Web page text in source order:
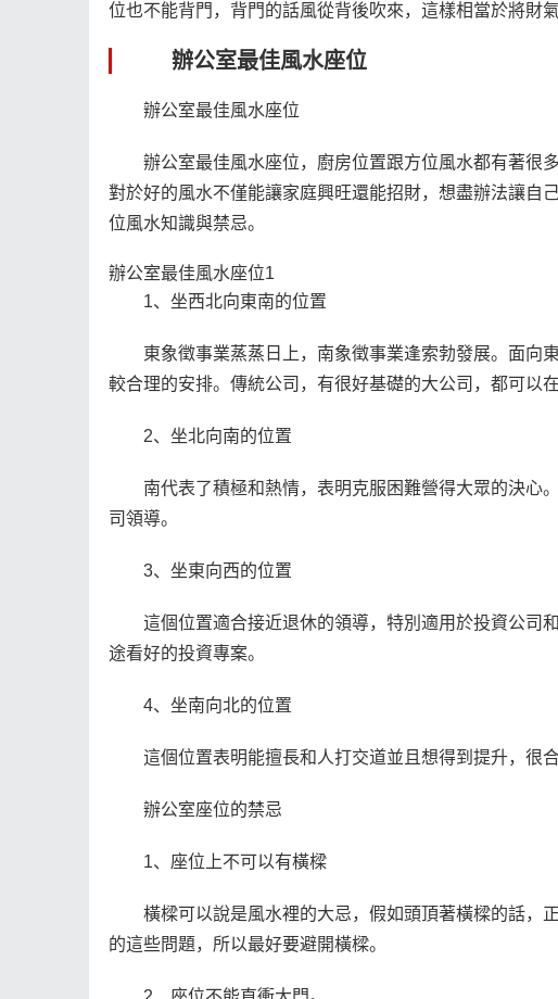
位也不能背門，背門的話風從背後吹來，這樣相當於將財
辦公室最佳風水座位
辦公室最佳風水座位
辦公室最佳風水座位，廚房位置跟方位風水都有著很
對於好的風水不僅能讓家庭興旺還能招財，想盡辦法讓自
位風水知識與禁忌。
辦公室最佳風水座位1
1、坐西北向東南的位置
東象徵事業蒸蒸日上，南象徵事業逢索勃發展。面向
較合理的安排。傳統公司，有很好基礎的大公司，都可以
2、坐北向南的位置
南代表了積極和熱情，表明克服困難營得大眾的決心
司領導。
3、坐東向西的位置
這個位置適合接近退休的領導，特別適用於投資公司
途看好的投資專案。
4、坐南向北的位置
這個位置表明能擅長和人打交道並且想得到提升，很
辦公室座位的禁忌
1、座位上不可以有橫樑
橫樑可以說是風水裡的大忌，假如頭頂著橫樑的話，
的這些問題，所以最好要避開橫樑。